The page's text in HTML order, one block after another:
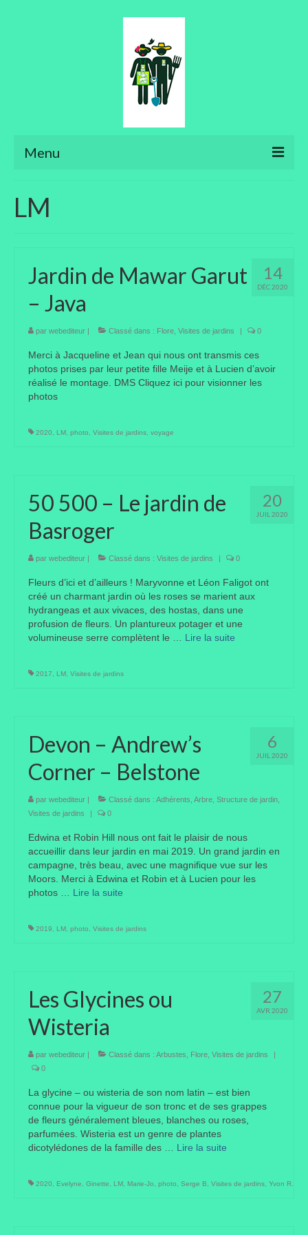
Menu
Bonsaïs
Potager
Taille des arbres et arbustes
Vannerie
Autres
Listes
Evénements
Amis jardiniers du Devon
Fête des plantes
Florescence
Portes ouvertes
Visites de jardins
Flore
Arbustes
Graminées
Vivaces
Faune
Oiseaux
Et aussi…
Recettes
Entrées
Desserts
Boissons
Autres
Infos pratiques
LM
14
DÉC 2020
Jardin de Mawar Garut
– Java
par webediteur | Classé dans : Flore Visites de jardins | 0
Merci à Jacqueline et Jean qui nous ont transmis ces
photos prises par leur petite fille Meije et à Lucien d’avoir
réalisé le montage. DMS Cliquez ici pour visionner les
photos
2020 LM photo Visites de jardins voyage
20
JUIL 2020
50 500 – Le jardin de
Basroger
par webediteur | Classé dans : Visites de jardins | 0
Fleurs d’ici et d’ailleurs ! Maryvonne et Léon Faligot ont
créé un charmant jardin où les roses se marient aux
hydrangeas et aux vivaces, des hostas, dans une
profusion de fleurs. Un plantureux potager et une
volumineuse serre complètent le … Lire la suite­­
2017 LM Visites de jardins
6
JUIL 2020
Devon – Andrew’s
Corner – Belstone
par webediteur | Classé dans : Adhérents Arbre Structure de jardin
Visites de jardins
| 0
Edwina et Robin Hill nous ont fait le plaisir de nous
accueillir dans leur jardin en mai 2019. Un grand jardin en
campagne, très beau, avec une magnifique vue sur les
Moors. Merci à Edwina et Robin et à Lucien pour les
photos … Lire la suite­­
2019 LM photo Visites de jardins
27
AVR 2020
Les Glycines ou
Wisteria
par webediteur | Classé dans : Arbustes Flore Visites de jardins
|
0
La glycine – ou wisteria de son nom latin – est bien
connue pour la vigueur de son tronc et de ses grappes
de fleurs généralement bleues, blanches ou roses,
parfumées. Wisteria est un genre de plantes
dicotylédones de la famille des … Lire la suite­­
2020 Evelyne Ginette LM Marie-Jo photo Serge B Visites de jardins Yvon R.